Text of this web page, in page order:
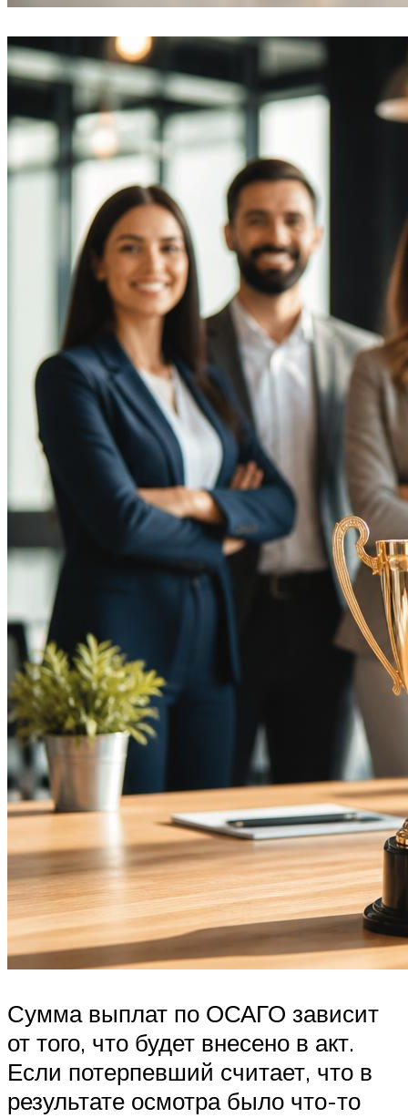
Сумма выплат по ОСАГО зависит
от того, что будет внесено в акт.
Если потерпевший считает, что в
результате осмотра было что-то